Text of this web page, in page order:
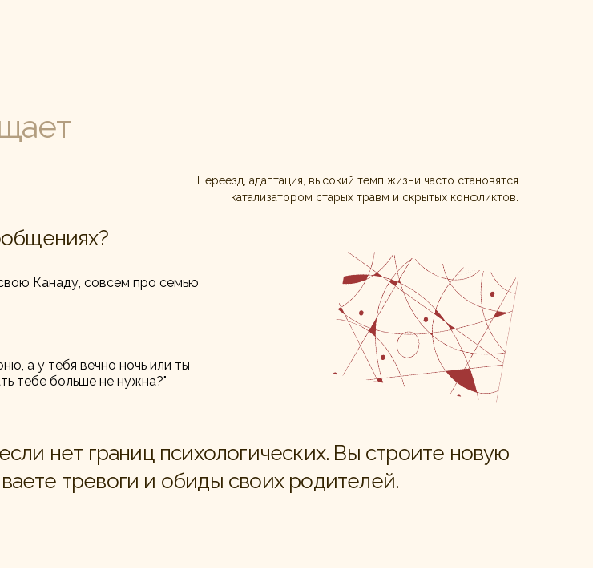
Переезд, адаптация, высокий темп жизни часто становятся
катализатором старых травм и скрытых конфликтов.
а у тебя вечно ночь или ты
тебе больше не нужна?"
Канаду, совсем про семью
нет границ психологических. Вы строите новую
тревоги и обиды своих родителей.